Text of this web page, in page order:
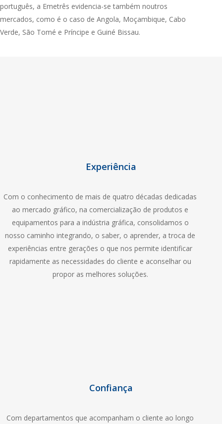
português, a Emetrês evidencia-se também noutros
mercados, como é o caso de Angola, Moçambique, Cabo
Verde, São Tomé e Príncipe e Guiné Bissau.
Experiência
Com o conhecimento de mais de quatro décadas dedicadas
ao mercado gráfico, na comercialização de produtos e
equipamentos para a indústria gráfica, consolidamos o
nosso caminho integrando, o saber, o aprender, a troca de
experiências entre gerações o que nos permite identificar
rapidamente as necessidades do cliente e aconselhar ou
propor as melhores soluções.
Confiança
Com departamentos que acompanham o cliente ao longo